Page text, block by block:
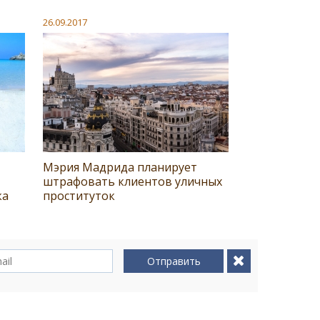
26.09.2017
Мэрия Мадрида планирует
штрафовать клиентов уличных
проституток
Отправить